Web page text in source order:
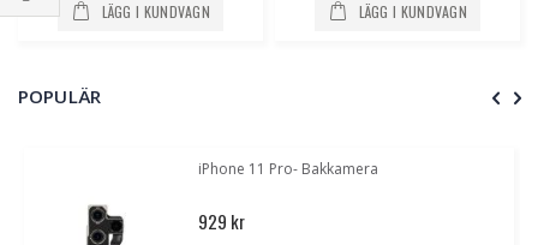
LÄGG I KUNDVAGN LÄGG I KUNDVAGN
Handla
POPULÄR
iPhone 11 Pro- Bakkamera
929 kr